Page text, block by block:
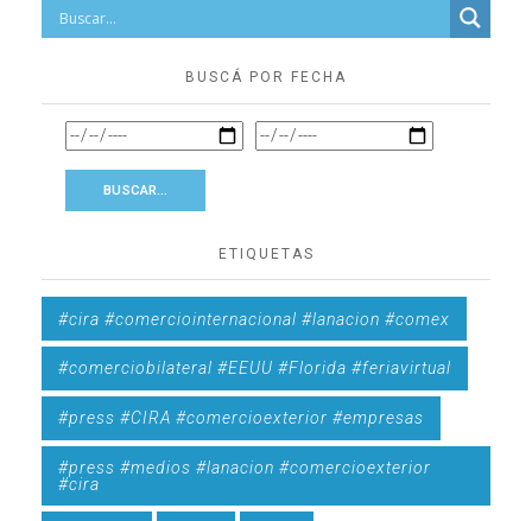
BUSCÁ POR FECHA
ETIQUETAS
#cira #comerciointernacional #lanacion #comex
#comerciobilateral #EEUU #Florida #feriavirtual
#press #CIRA #comercioexterior #empresas
#press #medios #lanacion #comercioexterior
#cira